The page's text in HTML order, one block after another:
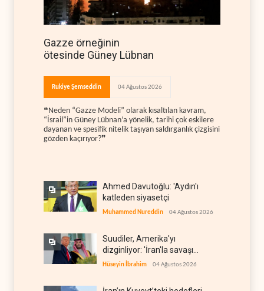
Gazze örneğinin
ötesinde Güney Lübnan
Rukiye Şemseddin 04 Ağustos 2026
❝Neden “Gazze Modeli” olarak kısaltılan kavram,
“İsrail”in Güney Lübnan’a yönelik, tarihi çok eskilere
dayanan ve spesifik nitelik taşıyan saldırganlık çizgisini
gözden kaçırıyor?❞
Ahmed Davutoğlu: 'Aydın'ı
katleden siyasetçi
Muhammed Nureddin 04 Ağustos 2026
Suudiler, Amerika'yı
dizginliyor: 'İran'la savaşı
kaldıracak gücümüz yok'
Hüseyin İbrahim 04 Ağustos 2026